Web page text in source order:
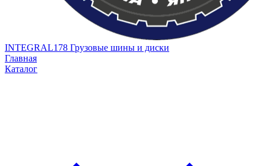
INTEGRAL178 Грузовые шины и диски
Главная
Каталог